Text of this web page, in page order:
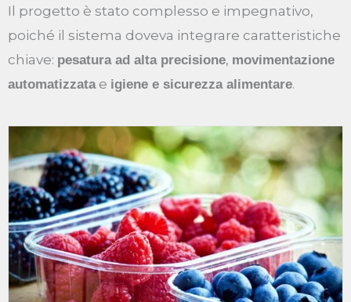
Il progetto è stato complesso e impegnativo,
poiché il sistema doveva integrare caratteristiche
chiave: pesatura ad alta precisione, movimentazione
automatizzatae igiene e sicurezza alimentare.